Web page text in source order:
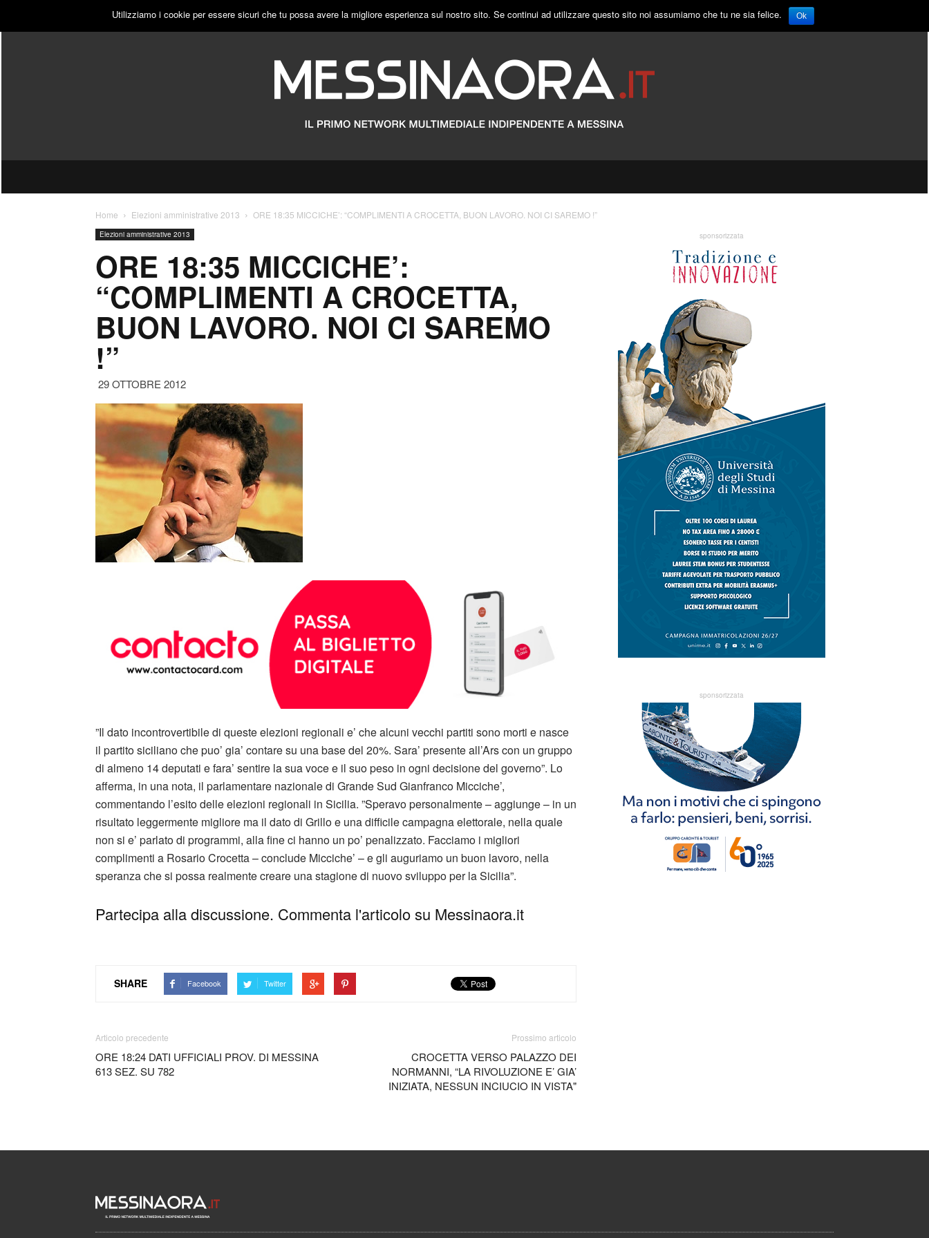
SABATO, 8 AGOSTO 2026 PUBBLICITÀ
Home Elezioni amministrative 2013 ORE 18:35 MICCICHE’: “COMPLIMENTI A CROCETTA, BUON LAVORO. NOI CI SAREMO !”
Elezioni amministrative 2013
ORE 18:35 MICCICHE’:
“COMPLIMENTI A CROCETTA,
BUON LAVORO. NOI CI SAREMO
!”
29 OTTOBRE 2012
”Il dato incontrovertibile di queste elezioni regionali e’ che alcuni vecchi partiti sono morti e nasce
il partito siciliano che puo’ gia’ contare su una base del 20%. Sara’ presente all’Ars con un gruppo
di almeno 14 deputati e fara’ sentire la sua voce e il suo peso in ogni decisione del governo”. Lo
afferma, in una nota, il parlamentare nazionale di Grande Sud Gianfranco Micciche’,
commentando l’esito delle elezioni regionali in Sicilia. ”Speravo personalmente – aggiunge – in un
risultato leggermente migliore ma il dato di Grillo e una difficile campagna elettorale, nella quale
non si e’ parlato di programmi, alla fine ci hanno un po’ penalizzato. Facciamo i migliori
complimenti a Rosario Crocetta – conclude Micciche’ – e gli auguriamo un buon lavoro, nella
speranza che si possa realmente creare una stagione di nuovo sviluppo per la Sicilia”.
Partecipa alla discussione. Commenta l'articolo su Messinaora.it
SHARE Facebook Twitter
Articolo precedente
ORE 18:24 DATI UFFICIALI PROV. DI MESSINA
613 SEZ. SU 782
Prossimo articolo
CROCETTA VERSO PALAZZO DEI
NORMANNI, “LA RIVOLUZIONE E’ GIA’
INIZIATA, NESSUN INCIUCIO IN VISTA"
sponsorizzata
sponsorizzata
Utilizziamo i cookie per essere sicuri che tu possa avere la migliore esperienza sul nostro sito. Se continui ad utilizzare questo sito noi assumiamo che tu ne sia felice. Ok